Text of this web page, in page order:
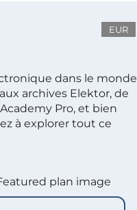
EUR
dans le monde
archives Elektor, de
Pro, et bien
à explorer tout ce